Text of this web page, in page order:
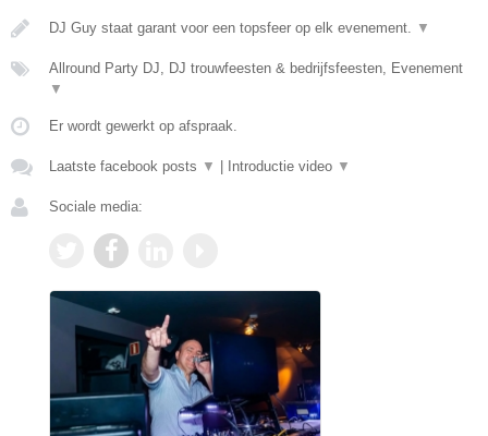
DJ Guy staat garant voor een topsfeer op elk evenement. ▼
Allround Party DJ, DJ trouwfeesten & bedrijfsfeesten, Evenement
▼
Er wordt gewerkt op afspraak.
Laatste facebook posts ▼ Introductie video ▼
Sociale media: